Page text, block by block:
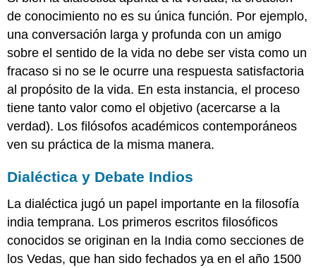
de conocimiento no es su única función. Por ejemplo,
una conversación larga y profunda con un amigo
sobre el sentido de la vida no debe ser vista como un
fracaso si no se le ocurre una respuesta satisfactoria
al propósito de la vida. En esta instancia, el proceso
tiene tanto valor como el objetivo (acercarse a la
verdad). Los filósofos académicos contemporáneos
ven su práctica de la misma manera.
Dialéctica y Debate Indios
La dialéctica jugó un papel importante en la filosofía
india temprana. Los primeros escritos filosóficos
conocidos se originan en la India como secciones de
los Vedas, que han sido fechados ya en el año 1500